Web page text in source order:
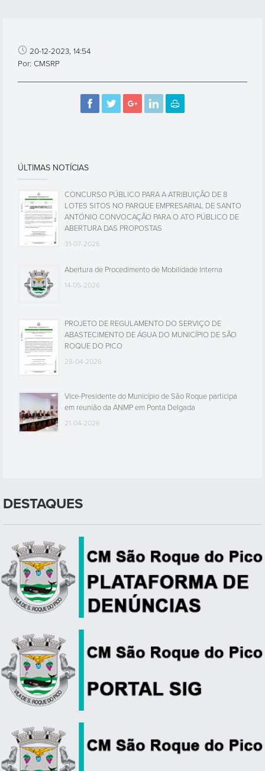
20-12-2023, 14:54
Por: CMSRP
ÚLTIMAS NOTÍCIAS
CONCURSO PÚBLICO PARA A ATRIBUIÇÃO DE 8
LOTES SITOS NO PARQUE EMPRESARIAL DE SANTO
ANTÓNIO CONVOCAÇÃO PARA O ATO PÚBLICO DE
ABERTURA DAS PROPOSTAS
31-07-2026
Abertura de Procedimento de Mobilidade Interna
14-05-2026
PROJETO DE REGULAMENTO DO SERVIÇO DE
ABASTECIMENTO DE ÁGUA DO MUNICÍPIO DE SÃO
ROQUE DO PICO
28-04-2026
Vice-Presidente do Município de São Roque participa
em reunião da ANMP em Ponta Delgada
21-04-2026
DESTAQUES